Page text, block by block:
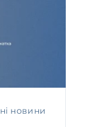
новини